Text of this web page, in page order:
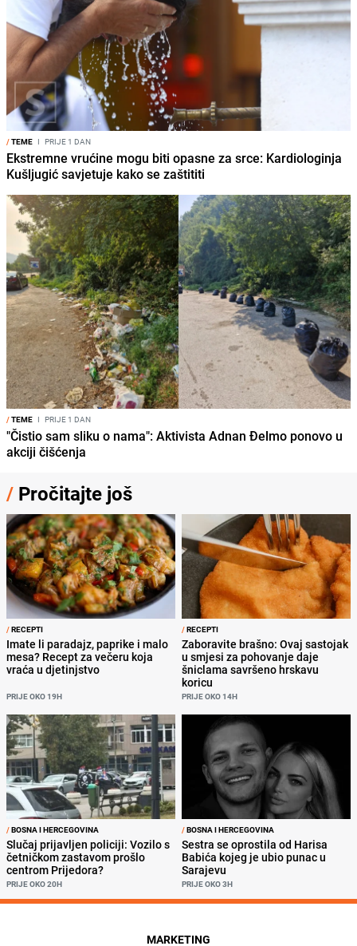
/TEME I PRIJE 1 DAN
Ekstremne vrućine mogu biti opasne za srce: Kardiologinja
Kušljugić savjetuje kako se zaštititi
/TEME I PRIJE 1 DAN
"Čistio sam sliku o nama": Aktivista Adnan Đelmo ponovo u
akciji čišćenja
/ Pročitajte još
/RECEPTI
Imate li paradajz, paprike i malo
mesa? Recept za večeru koja
vraća u djetinjstvo
PRIJE OKO 19H
/RECEPTI
Zaboravite brašno: Ovaj sastojak
u smjesi za pohovanje daje
šniclama savršeno hrskavu
koricu
PRIJE OKO 14H
/BOSNA I HERCEGOVINA
Slučaj prijavljen policiji: Vozilo s
četničkom zastavom prošlo
centrom Prijedora?
PRIJE OKO 20H
/BOSNA I HERCEGOVINA
Sestra se oprostila od Harisa
Babića kojeg je ubio punac u
Sarajevu
PRIJE OKO 3H
MARKETING